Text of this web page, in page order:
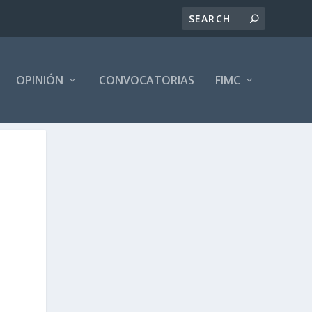
OPINIÓN CONVOCATORIAS FIMC